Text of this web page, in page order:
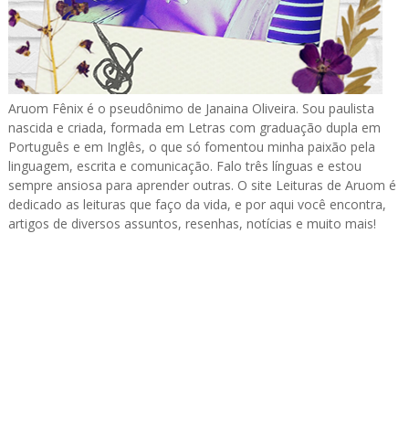
Aruom Fênix é o pseudônimo de Janaina Oliveira. Sou paulista
nascida e criada, formada em Letras com graduação dupla em
Português e em Inglês, o que só fomentou minha paixão pela
linguagem, escrita e comunicação. Falo três línguas e estou
sempre ansiosa para aprender outras. O site Leituras de Aruom é
dedicado as leituras que faço da vida, e por aqui você encontra,
artigos de diversos assuntos, resenhas, notícias e muito mais!